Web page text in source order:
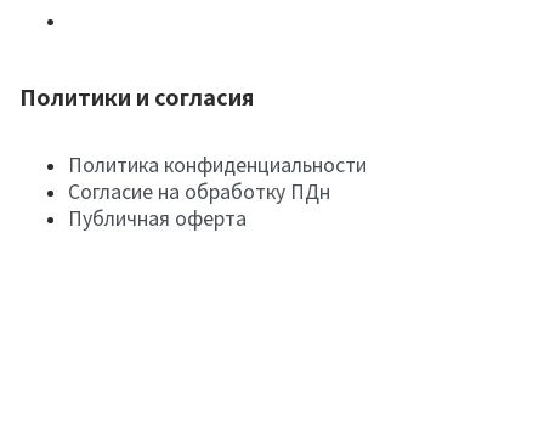
Политики и согласия
Политика конфиденциальности
Согласие на обработку ПДн
Публичная оферта